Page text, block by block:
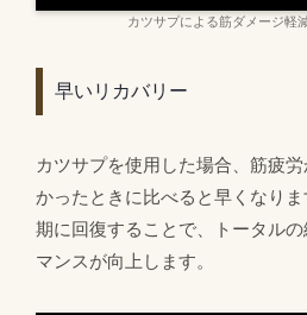
カツサプによる筋ダメージ軽
早いリカバリー
カツサプを使用した場合、筋疲
かったときに比べると早くなり
期に回復することで、トータル
マンスが向上します。